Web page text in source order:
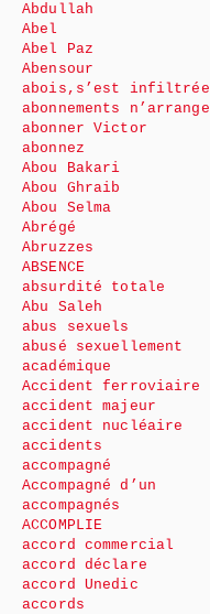
Abdullah
Abel
Abel Paz
Abensour
abois,s’est infiltrée
abonnements n’arrange
abonner Victor
abonnez
Abou Bakari
Abou Ghraib
Abou Selma
Abrégé
Abruzzes
ABSENCE
absurdité totale
Abu Saleh
abus sexuels
abusé sexuellement
académique
Accident ferroviaire
accident majeur
accident nucléaire
accidents
accompagné
Accompagné d’un
accompagnés
ACCOMPLIE
accord commercial
accord déclare
accord Unedic
accords